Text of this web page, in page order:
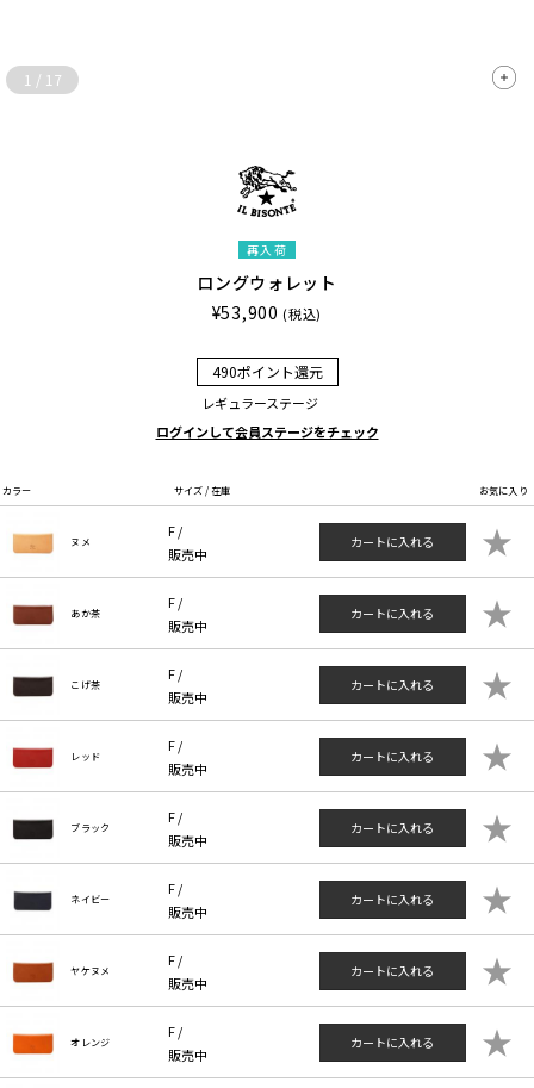
1 / 17
再入荷
ロングウォレット
¥53,900 (税込)
490ポイント還元
レギュラーステージ
ログインして会員ステージをチェック
カラー サイズ / 在庫 お気に入り
ヌメ
F /
販売中
カートに入れる ★
あか茶
F /
販売中
カートに入れる ★
こげ茶
F /
販売中
カートに入れる ★
レッド
F /
販売中
カートに入れる ★
ブラック
F /
販売中
カートに入れる ★
ネイビー
F /
販売中
カートに入れる ★
ヤケヌメ
F /
販売中
カートに入れる ★
オレンジ
F /
販売中
カートに入れる ★